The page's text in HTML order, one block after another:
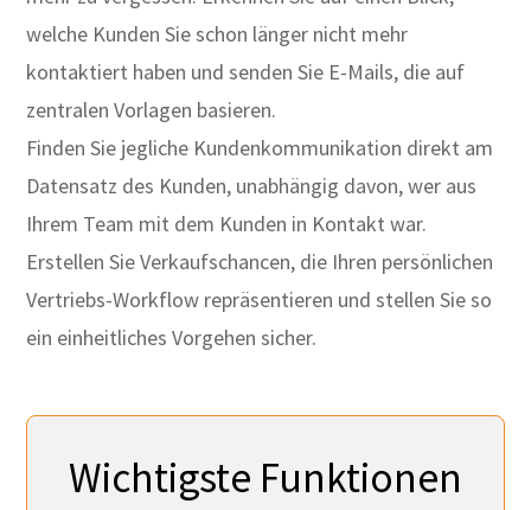
welche Kunden Sie schon länger nicht mehr
kontaktiert haben und senden Sie E-Mails, die auf
zentralen Vorlagen basieren.
Finden Sie jegliche Kundenkommunikation direkt am
Datensatz des Kunden, unabhängig davon, wer aus
Ihrem Team mit dem Kunden in Kontakt war.
Erstellen Sie Verkaufschancen, die Ihren persönlichen
Vertriebs-Workflow repräsentieren und stellen Sie so
ein einheitliches Vorgehen sicher.
Wichtigste Funktionen